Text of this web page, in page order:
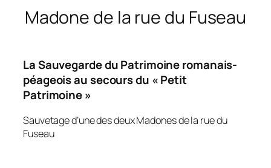
Madone de la rue du Fuseau
La Sauvegarde du Patrimoine romanais-
péageois au secours du « Petit
Patrimoine »
Sauvetage d’une des deux Madones de la rue du
Fuseau